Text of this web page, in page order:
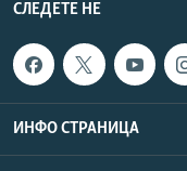
СЛЕДЕТЕ НЕ
ИНФО СТРАНИЦА